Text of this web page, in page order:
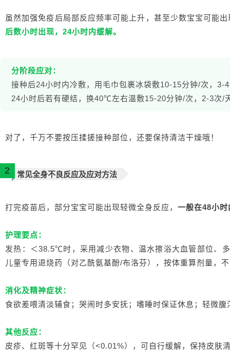
虽然加强免疫后局部反应频率可能上升，甚至少数宝宝可能
后数小时出现，24小时内缓解。
分阶段应对：
接种后24小时内冷敷，用毛巾包裹冰袋敷10-15分钟/次，3-
24小时后若有硬结，换40℃左右温敷15-20分钟/次，2-3次/
对了，千万不要按压揉搓接种部位，还要保持清洁干燥哦！
2 常见全身不良反应及应对方法
打完疫苗后，部分宝宝可能出现轻微全身反应， 一般在48小
护理要点：
发热：＜38.5℃时，采用减少衣物、温水擦浴大血管部位、
儿童专用退烧药（对乙酰氨基酚/布洛芬），按体重算剂量，
消化及精神症状：
食欲差喂清淡辅食；哭闹时多安抚；嗜睡时保证休息；轻微
其他反应：
皮疹、红斑等十分罕见（<0.01%），可自行缓解，保持皮肤